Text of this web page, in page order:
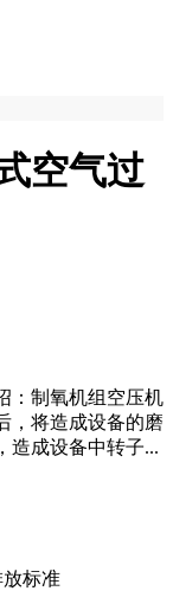
空气过
：制氧机组空压机
，将造成设备的磨
造成设备中转子...
放标准